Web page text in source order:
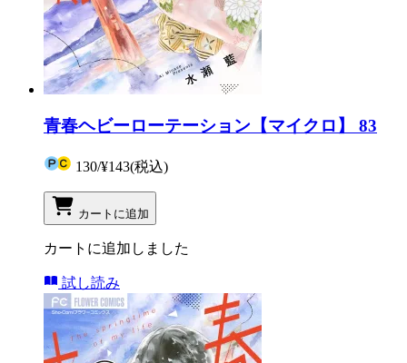
青春ヘビーローテーション【マイクロ】 83
130/¥143(税込)
カートに追加
カートに追加しました
試し読み